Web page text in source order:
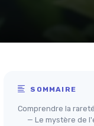
SOMMAIRE
Comprendre la
— Le mystère de